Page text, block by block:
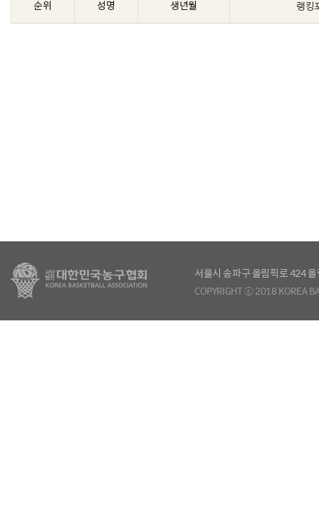
순위 성명 생년월 랭킹
서울시 송파구 올림픽로 424
COPYRIGHT ⓒ 2018 KOREA